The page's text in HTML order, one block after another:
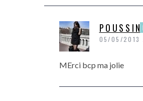
05/05/2013
MErci bcp ma jolie